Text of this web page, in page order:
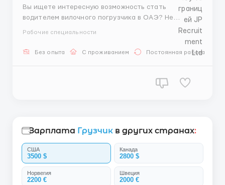
Вы ищете интересную возможность стать
водителем вилочного погрузчика в ОАЭ? Не
смотрите дальше! Наше кадровое агентство в
специалистов, которые присоединятся к
Рабочие специальности
Без опыта С проживанием Постоянная работа
Зарплата Грузчик в других странах:
США
3500 $
Канада
2800 $
Норвегия
2200 €
Швеция
2000 €